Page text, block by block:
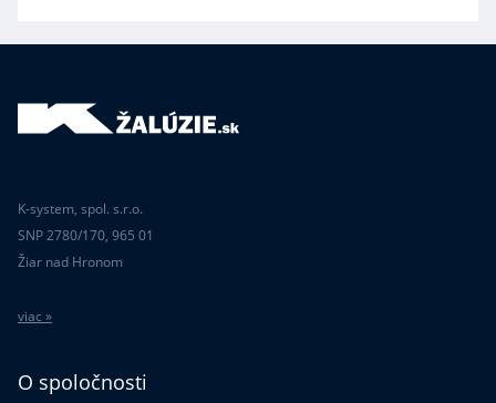
K-system, spol. s.r.o.
SNP 2780/170, 965 01
Žiar nad Hronom
viac »
O spoločnosti